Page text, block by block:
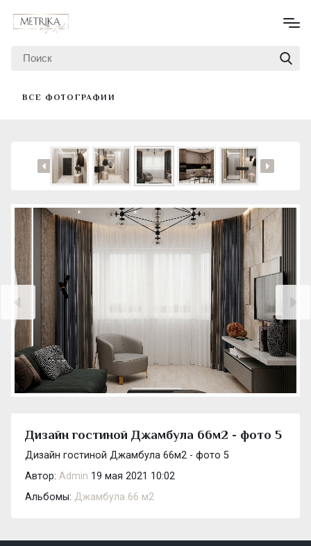
ВСЕ ФОТОГРАФИИ
Дизайн гостиной Джамбула 66м2 - фото 5
Дизайн гостиной Джамбула 66м2 - фото 5
Автор: Admin 19 мая 2021 10:02
Альбомы: Джамбула 66 м2